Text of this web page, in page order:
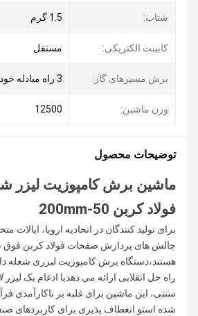
شتاب: 1.5 گرم
کابینت الکتریکی: مستقل
برش مسیرهای گاز: 3 راه مبادله خودکار
وزن ماشین: 12500
توضیحات محصول
ماشین برش کامپوزیت لیزر
فولاد کربن 50-200mm
برای تولید کنندگان در اتحادیه اروپا، ایالات
چالش های پردازش صفحات فولاد کربن فوق
هستند،دستگاه برش کامپوزیت لیزری شعله
سنتی، این ماشین برای غلبه بر ناکارآمدی
شده استو انعطاف پذیری برای کاربردهای